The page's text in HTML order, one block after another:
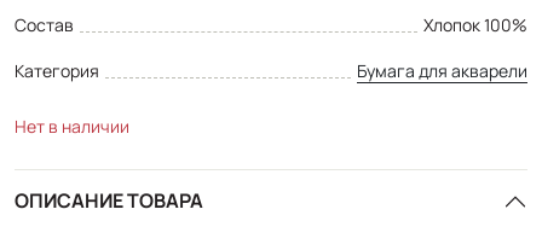
Состав
Хлопок 100%
Категория
Бумага для акварели
Нет в наличии
ОПИСАНИЕ ТОВАРА